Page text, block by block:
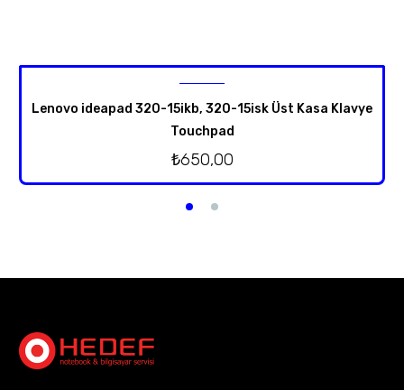
Lenovo ideapad 320-15ikb, 320-15isk Üst Kasa Klavye
Touchpad
₺650,00